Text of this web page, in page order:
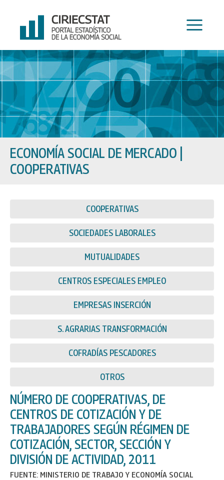
contenido
ECONOMÍA SOCIAL DE MERCADO
COOPERATIVAS
COOPERATIVAS
SOCIEDADES LABORALES
MUTUALIDADES
CENTROS ESPECIALES EMPLEO
EMPRESAS INSERCIÓN
S. AGRARIAS TRANSFORMACIÓN
COFRADÍAS PESCADORES
OTROS
NÚMERO DE COOPERATIVAS, DE
CENTROS DE COTIZACIÓN Y DE
TRABAJADORES SEGÚN RÉGIMEN DE
COTIZACIÓN, SECTOR, SECCIÓN Y
DIVISIÓN DE ACTIVIDAD, 2011
FUENTE: MINISTERIO DE TRABAJO Y ECONOMÍA SOCIAL